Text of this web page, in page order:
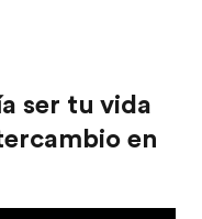
ser tu vida
en